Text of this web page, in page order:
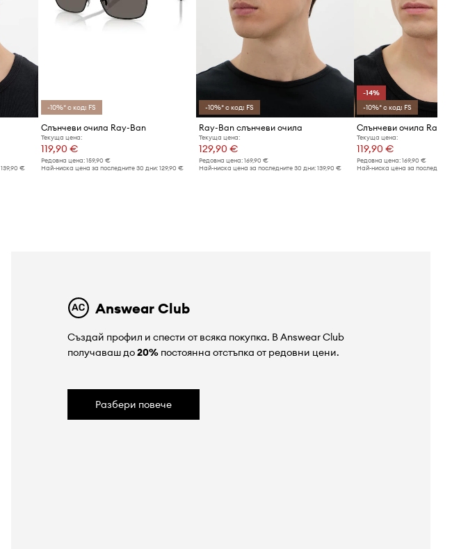
139,90 €
-10%* с код: FS
Слънчеви очила Ray-Ban
Текуща цена:
119,90 €
Редовна цена: 159,90 €
Най-ниска цена за последните 30 дни: 129,90 €
-10%* с код: FS
Ray-Ban слънчеви очила
Текуща цена:
129,90 €
Редовна цена:169,90 €
Най-ниска цена за последните 30 дни:139,90 €
-14%
-10%* с код: FS
Слънчеви очила Ray-Ban
Текуща цена:
119,90 €
Редовна цена: 169,90 €
Най-ниска цена за последните 30
Answear Club
Създай профил и спести от всяка покупка. В Answear Club
получаваш до20%постоянна отстъпка от редовни цени.
Разбери повече